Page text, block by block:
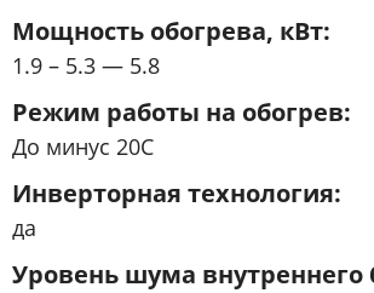
Мощность обогрева, кВт
1.9 – 5.3 — 5.8
Режим работы на обогрев
До минус 20С
Инверторная технология
да
Уровень шума внутреннего